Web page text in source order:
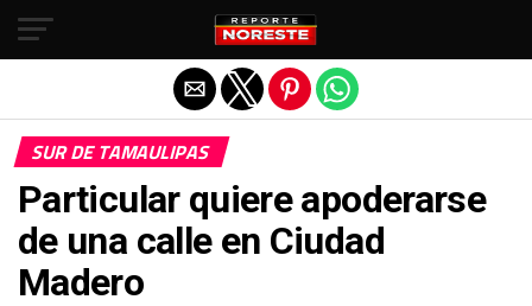
SUR DE TAMAULIPAS
Particular quiere apoderarse
de una calle en Ciudad
Madero
Salir de la versión móvil